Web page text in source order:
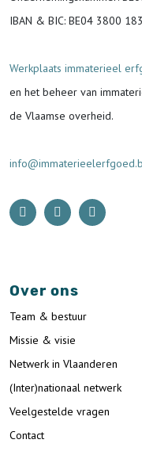
IBAN & BIC: BE04 3800
Werkplaats immaterieel
en het beheer van
de Vlaamse overheid.
Over ons
Team & bestuur
Missie & visie
Netwerk in Vlaanderen
(Inter)nationaal netwerk
Veelgestelde vragen
Contact